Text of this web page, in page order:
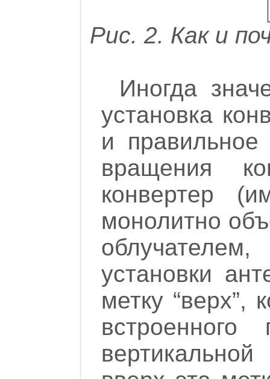
Рис. 2. Как и
Иногда
установка
и правильное
вращения
конвертер
монолитно
установки
метку “верх”,
встроенного